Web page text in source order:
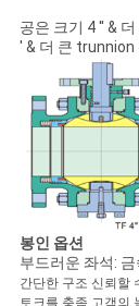
공은 크기 4 ′′ &
′ & 더 큰 trunnion
봉인 옵션
부드러운 좌석:
간단한 구조 신뢰할
토크를 충족 고객의